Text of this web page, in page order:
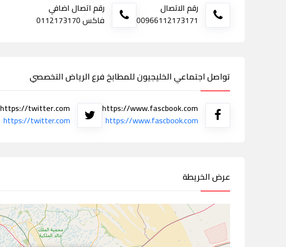
رقم الاتصال
00966112173171
رقم اتصال اضافي
فاكس 0112173170
تواصل اجتماعي الخليجيون للمطابخ فرع الرياض التخصصي
https://www.fascbook.com
https://www.fascbook.com
https://twitter.com
https://twitter.com
عرض الخريطة